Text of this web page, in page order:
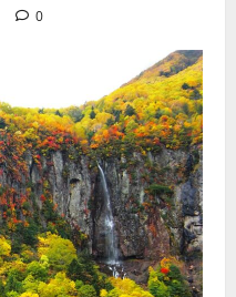
0